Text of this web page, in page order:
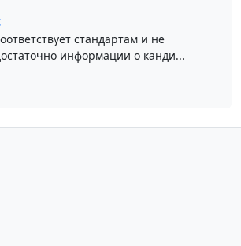
стандартам и не
информации о канди...